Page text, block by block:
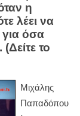
η
λέει να
για όσα
το
Mιχάλης
Παπαδόπου